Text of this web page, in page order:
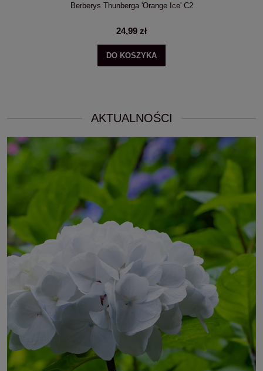
Wielopak 10 sztuk: Choina kanadyjska Tsuga canadensis C3
189,99 zł
DO KOSZYKA